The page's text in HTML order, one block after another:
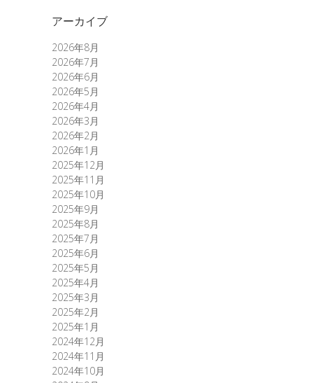
アーカイブ
2026年8月
2026年7月
2026年6月
2026年5月
2026年4月
2026年3月
2026年2月
2026年1月
2025年12月
2025年11月
2025年10月
2025年9月
2025年8月
2025年7月
2025年6月
2025年5月
2025年4月
2025年3月
2025年2月
2025年1月
2024年12月
2024年11月
2024年10月